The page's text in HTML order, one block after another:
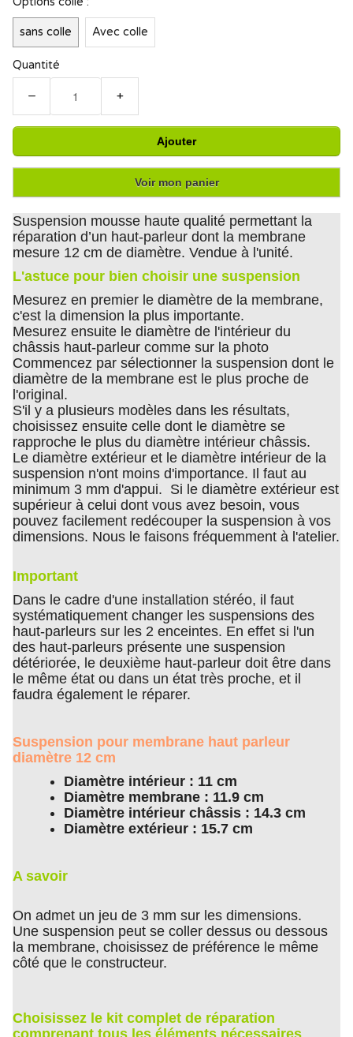
sans colle Avec colle
Quantité
− +
Ajouter
Voir mon panier
Suspension mousse haute qualité permettant la
réparation d’un haut-parleur dont la membrane
mesure 12 cm de diamètre. Vendue à l'unité.
L'astuce pour bien choisir une suspension
Mesurez en premier le diamètre de la membrane,
c'est la dimension la plus importante.
Mesurez ensuite le diamètre de l'intérieur du
châssis haut-parleur comme sur la photo
Commencez par sélectionner la suspension dont le
diamètre de la membrane est le plus proche de
l'original.
S'il y a plusieurs modèles dans les résultats,
choisissez ensuite celle dont le diamètre se
rapproche le plus du diamètre intérieur châssis.
Le diamètre extérieur et le diamètre intérieur de la
suspension n'ont moins d'importance. Il faut au
minimum 3 mm d'appui. Si le diamètre extérieur est
supérieur à celui dont vous avez besoin, vous
pouvez facilement redécouper la suspension à vos
dimensions. Nous le faisons fréquemment à l'atelier.
Important
Dans le cadre d'une installation stéréo, il faut
systématiquement changer les suspensions des
haut-parleurs sur les 2 enceintes. En effet si l'un
des haut-parleurs présente une suspension
détériorée, le deuxième haut-parleur doit être dans
le même état ou dans un état très proche, et il
faudra également le réparer.
Suspension pour membrane haut parleur
diamètre 12 cm
Diamètre intérieur : 11 cm
Diamètre membrane : 11.9 cm
Diamètre intérieur châssis : 14.3 cm
Diamètre extérieur : 15.7 cm
A savoir
On admet un jeu de 3 mm sur les dimensions.
Une suspension peut se coller dessus ou dessous
la membrane, choisissez de préférence le même
côté que le constructeur.
Choisissez le kit complet de réparation
comprenant tous les éléments nécessaires